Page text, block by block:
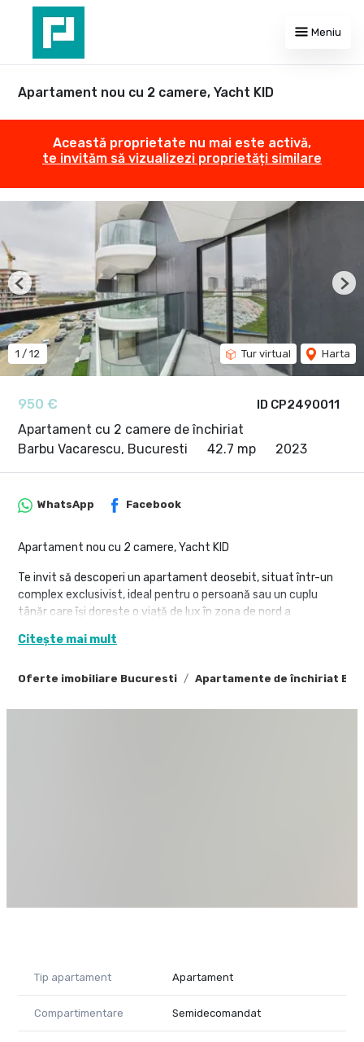
Meniu
Apartament nou cu 2 camere, Yacht KID
Această proprietate nu mai este activă,
te invităm să vizualizezi proprietăți similare
ID CP2490011
950 €
Apartament cu 2 camere de închiriat
Barbu Vacarescu, Bucuresti
42.7 mp 2023
1 / 12 Tur virtual Harta
Previous
Oferte imobiliare Bucuresti Apartamente de închiriat
WhatsApp Facebook
Apartament nou cu 2 camere, Yacht KID
Te invit să descoperi un apartament deosebit, situat într-un
complex exclusivist, ideal pentru o persoană sau un cuplu
tânăr care își dorește o viață de lux în zona de nord a
moderne, design elegant și un mediu sigur și liniștit, fiind locul
premium.
Detalii apartament:
într-o zonă deosebită
perfectă!
vizionare, nu ezita să mă contactezi!
Citește mai mult
Tip apartament Apartament
Compartimentare Semidecomandat